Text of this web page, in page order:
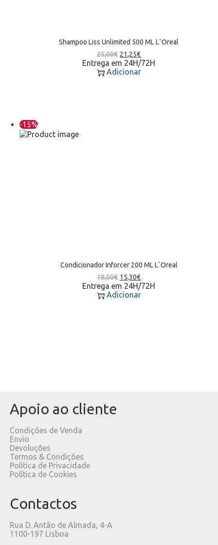
Shampoo Liss Unlimited 500 ML L`Oreal
25,00€ 21,25€
Entrega em 24H/72H
Adicionar
-15%
Condicionador Inforcer 200 ML L`Oreal
18,00€ 15,30€
Entrega em 24H/72H
Adicionar
Apoio ao cliente
Condições de Venda
Envio
Devoluções
Termos & Condições
Política de Privacidade
Política de Cookies
Contactos
Rua D. Antão de Almada, 4-A
1100-197 Lisboa